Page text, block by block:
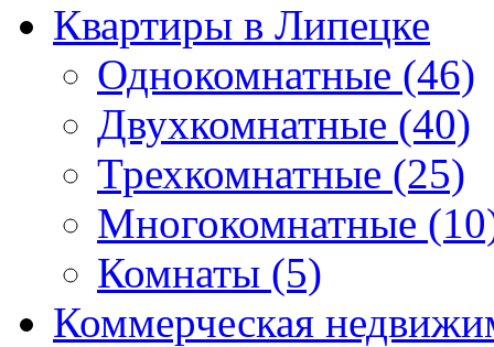
Квартиры в Липецке
Однокомнатные (46)
Двухкомнатные (40)
Трехкомнатные (25)
Многокомнатные
Комнаты (5)
Коммерческая